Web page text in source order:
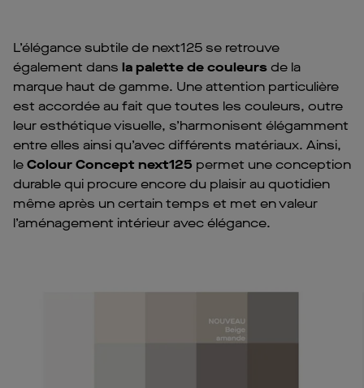
L’élégance subtile de next125 se retrouve
également dans la palette de couleursde la
marque haut de gamme. Une attention particulière
est accordée au fait que toutes les couleurs, outre
leur esthétique visuelle, s’harmonisent élégamment
entre elles ainsi qu’avec différents matériaux. Ainsi,
leColour Concept next125 permet une conception
durable qui procure encore du plaisir au quotidien
même après un certain temps et met en valeur
l’aménagement intérieur avec élégance.